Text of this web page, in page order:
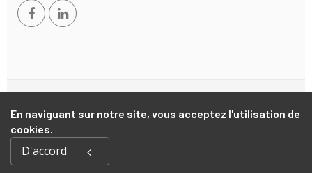
En naviguant sur notre site, vous acceptez l'utilisation de
cookies.
D'accord
Reserved